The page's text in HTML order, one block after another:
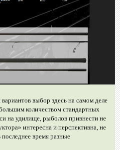
выбор здесь на самом деле
количеством стандартных
на удилище, рыболов привнести не
интересна и перспективна, не
время разные